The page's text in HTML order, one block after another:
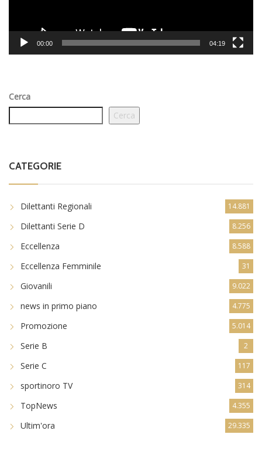
Dilettanti Regionali
Dilettanti Serie D 8.256
Eccellenza 8.588
Eccellenza Femminile 31
Giovanili 9.022
news in primo piano 4.775
Promozione 5.014
Serie B 2
Serie C 117
sportinoro TV 314
TopNews 4.355
Ultim'ora 29.335